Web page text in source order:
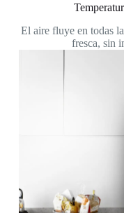
El aire fluye en todas
fresca, sin